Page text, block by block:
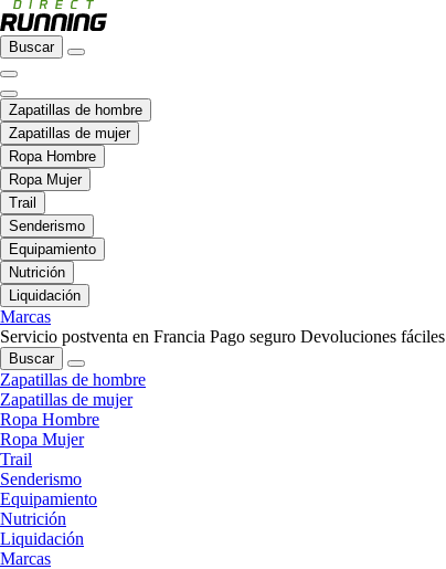
Buscar
Zapatillas de hombre
Zapatillas de mujer
Ropa Hombre
Ropa Mujer
Trail
Senderismo
Equipamiento
Nutrición
Liquidación
Marcas
Servicio postventa en Francia Pago seguro Devoluciones fáciles
Buscar
Zapatillas de hombre
Zapatillas de mujer
Ropa Hombre
Ropa Mujer
Trail
Senderismo
Equipamiento
Nutrición
Liquidación
Marcas